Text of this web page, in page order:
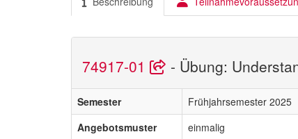
74917-01 - Übung:
Semester
Frühjahrsemester 2025
Angebotsmuster
einmalig